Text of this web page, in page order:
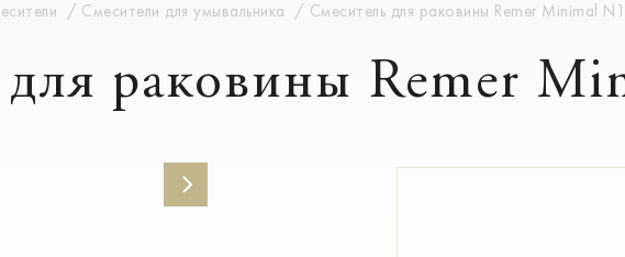
Смесители для умывальника Смеситель для раковины Remer Minimal
для раковины Remer